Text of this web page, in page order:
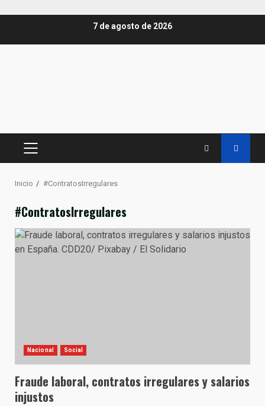
7 de agosto de 2026
MENÚ
Inicio #ContratosIrregulares
#ContratosIrregulares
Nacional Social
Fraude laboral, contratos irregulares y salarios
injustos